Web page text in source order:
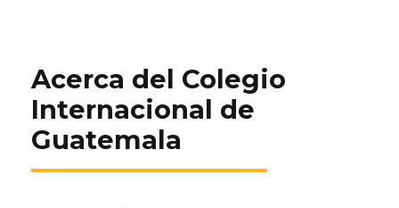
Acerca del Colegio
Internacional de
Guatemala